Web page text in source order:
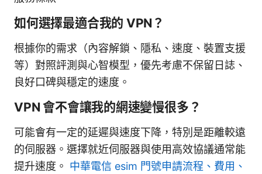
如何選擇最適合我的 VPN？
根據你的需求（內容解鎖、隱私、速度、裝置支援
等）對照評測與心智模型，優先考慮不保留日誌、
良好口碑與穩定的速度。
VPN 會不會讓我的網速變慢很多？
可能會有一定的延遲與速度下降，特別是距離較遠
的伺服器。選擇就近伺服器與使用高效協議通常能
提升速度。 中華電信 esim 門號申請流程、費用、